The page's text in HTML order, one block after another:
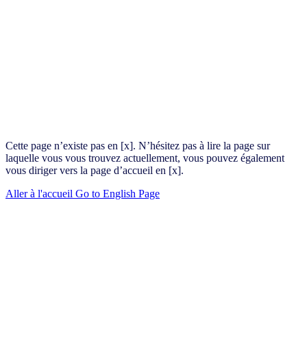
Cette page n’existe pas en [x]. N’hésitez pas à lire la page sur
laquelle vous vous trouvez actuellement, vous pouvez également
vous diriger vers la page d’accueil en [x].
Aller à l'accueil Go to English Page